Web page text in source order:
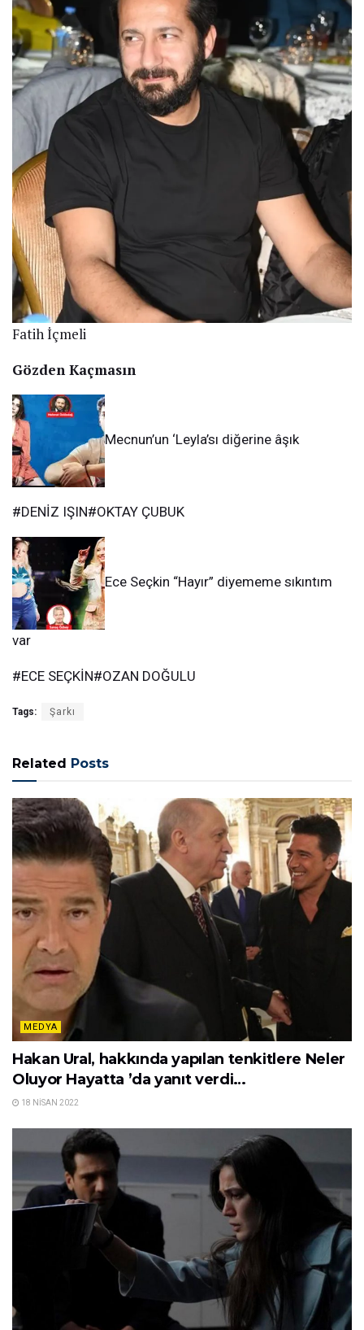
Fatih İçmeli
Gözden Kaçmasın
Mecnun’un ‘Leyla’sı diğerine âşık
#DENİZ IŞIN#OKTAY ÇUBUK
Ece Seçkin “Hayır” diyememe sıkıntım
var
#ECE SEÇKİN#OZAN DOĞULU
Tags: Şarkı
Related Posts
MEDYA
Hakan Ural, hakkında yapılan tenkitlere Neler
Oluyor Hayatta ’da yanıt verdi…
18 NISAN 2022